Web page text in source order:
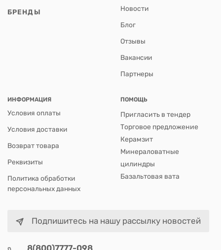
БРЕНДЫ Новости
Блог
Отзывы
Вакансии
Партнеры
ИНФОРМАЦИЯ
Условия оплаты
Условия доставки
Возврат товара
Реквизиты
Политика обработки
персональных данных
ПОМОЩЬ
Пригласить в тендер
Торговое предложение
Керамзит
Минераловатные
цилиндры
Базальтовая вата
Подпишитесь на нашу рассылку новостей